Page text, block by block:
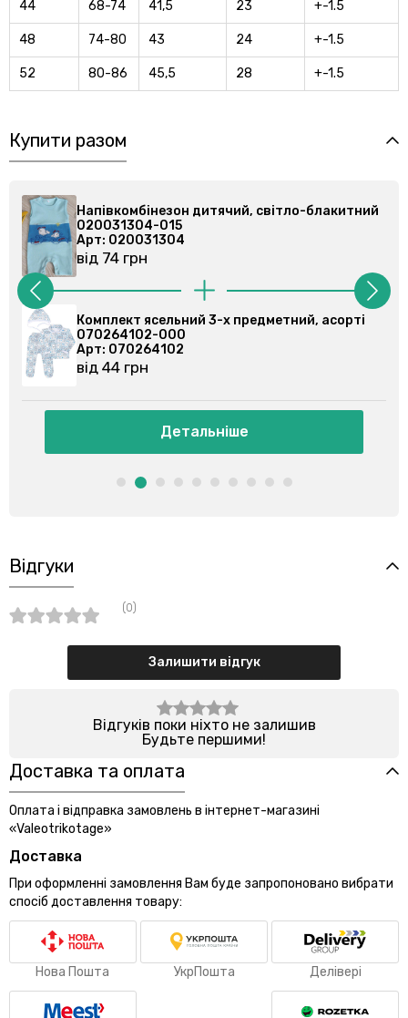
44 68-74 41,5 23 +-1.5
48 74-80 43 24 +-1.5
52 80-86 45,5 28 +-1.5
Купити разом
Напівкомбінезон дитячий, світло-блакитний
020031304-015
Арт: 020031304
від 74 грн
Комплект ясельний 3-х предметний, асорті
070264102-000
Арт: 070264102
від 44 грн
Детальніше
Відгуки
(0)
Залишити відгук
Відгуків поки ніхто не залишив
Будьте першими!
Доставка та оплата
Оплата і відправка замовлень в інтернет-магазині
«Valeotrikotage»
Доставка
При оформленні замовлення Вам буде запропоновано вибрати
спосіб доставлення товару:
Нова Пошта УкрПошта Делівері